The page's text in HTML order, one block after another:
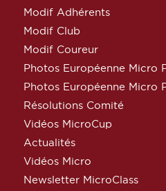
Modif Adhérents
Modif Club
Modif Coureur
Photos Européenne Micro
Photos Européenne Micro
Résolutions Comité
Vidéos MicroCup
Actualités
Vidéos Micro
Newsletter MicroClass